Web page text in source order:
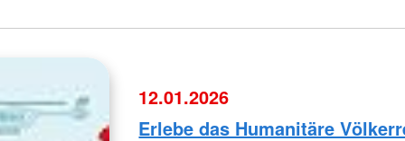
12.01.2026
Erlebe das Humanitäre